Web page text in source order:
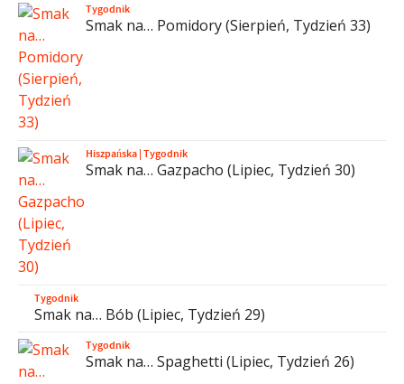
Tygodnik
Smak na… Pomidory (Sierpień, Tydzień 33)
Hiszpańska|Tygodnik
Smak na… Gazpacho (Lipiec, Tydzień 30)
Tygodnik
Smak na… Bób (Lipiec, Tydzień 29)
Tygodnik
Smak na… Spaghetti (Lipiec, Tydzień 26)